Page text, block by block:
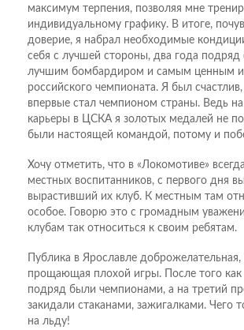
максимум терпения, позволяя мне
индивидуальному графику. В итоге,
доверие, я набрал необходимые
себя с лучшей стороны, два года подряд
лучшим бомбардиром и самым ценным
российского чемпионата. Я был
впервые стал чемпионом страны. Ведь на
карьеры в ЦСКА я золотых медалей не
были настоящей командой, потому и
Хочу отметить, что в «Локомотиве»
местных воспитанников, с первого дня
вырастивший их клуб. К местным там
особое. Говорю это с громадным
клубам так относиться к своим ребятам.
Публика в Ярославле доброжелательная,
прощающая плохой игры. После того
подряд были чемпионами, а на третий
закидали стаканами, зажигалками. Чего
на льду!